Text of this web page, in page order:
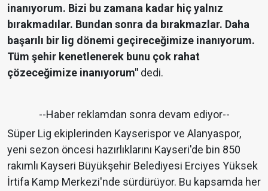
inanıyorum. Bizi bu zamana kadar hiç yalnız
bırakmadılar. Bundan sonra da bırakmazlar. Daha
başarılı bir lig dönemi geçireceğimize inanıyorum.
Tüm şehir kenetlenerek bunu çok rahat
çözeceğimize inanıyorum" dedi.
--Haber reklamdan sonra devam ediyor--
Süper Lig ekiplerinden Kayserispor ve Alanyaspor,
yeni sezon öncesi hazırlıklarını Kayseri'de bin 850
rakımlı Kayseri Büyükşehir Belediyesi Erciyes Yüksek
İrtifa Kamp Merkezi'nde sürdürüyor. Bu kapsamda her